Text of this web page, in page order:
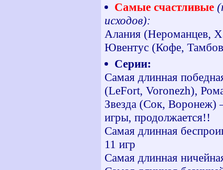
Самые счастливые
исходов):
Алания (Нероманцев,
Ювентус (Кофе,
Серии:
Самая длинная
(LeFort, Voronezh),
Звезда (Сок, Воронеж)
игры, продолжается!!
Самая длинная
11 игр
Самая длинная